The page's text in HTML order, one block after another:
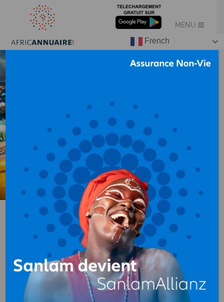
SARA
Meubles, Mobilier
(fabrication)
BP. 1313 Pointe-Noire
Congo
+(242)04 416 33 33
French